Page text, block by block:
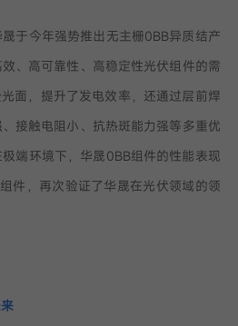
于今年强势推出无主栅0BB异质结产
、高可靠性、高稳定性光伏组件的需
面，提升了发电效率，还通过层前焊
接触电阻小、抗热斑能力强等多重优
端环境下，华晟0BB组件的性能表现
件，再次验证了华晟在光伏领域的领